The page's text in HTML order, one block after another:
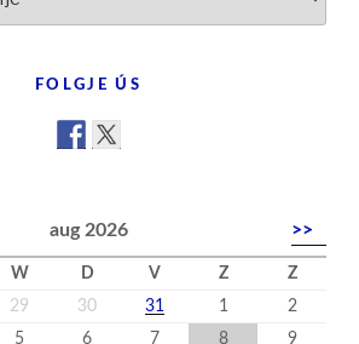
FOLGJE ÚS
aug 2026 >>
W D V Z
Z
29 30 31 1
2
5 6 7 8
9